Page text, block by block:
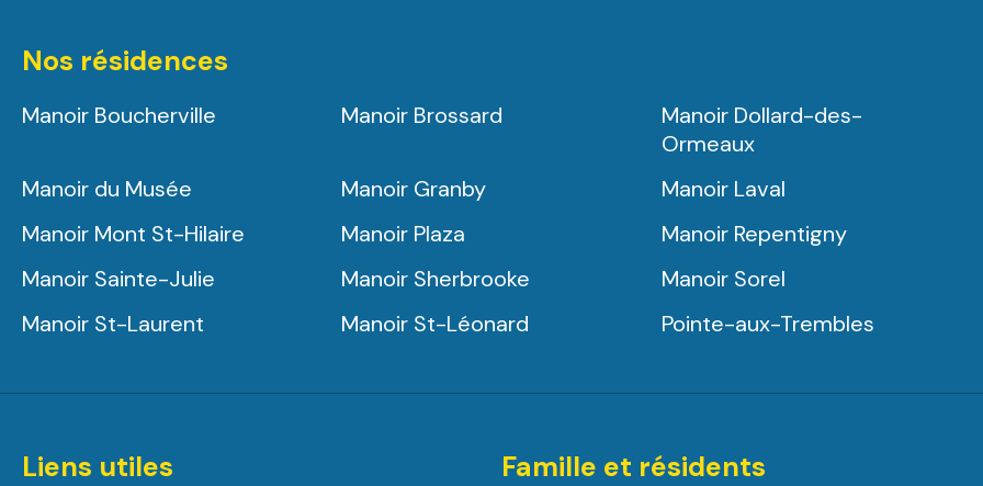
Nos résidences
Manoir Boucherville Manoir Brossard
Manoir Dollard-des-
Ormeaux
Manoir du Musée
Manoir Granby
Manoir Laval
Manoir Mont St-Hilaire
Manoir Plaza
Manoir Repentigny
Manoir Sainte-Julie
Manoir Sherbrooke
Manoir Sorel
Manoir St-Laurent
Manoir St-Léonard Pointe-aux-Trembles
Liens utiles Famille et résidents